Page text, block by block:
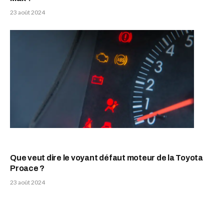
23 août 2024
Que veut dire le voyant défaut moteur de la Toyota
Proace ?
23 août 2024